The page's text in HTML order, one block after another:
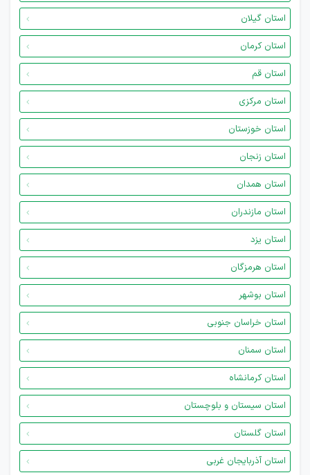
استان گیلان
استان کرمان
استان قم
استان مرکزی
استان خوزستان
استان زنجان
استان همدان
استان مازندران
استان یزد
استان هرمزگان
استان بوشهر
استان خراسان جنوبی
استان سمنان
استان کرمانشاه
استان سیستان و بلوچستان
استان گلستان
استان آذربایجان غربی